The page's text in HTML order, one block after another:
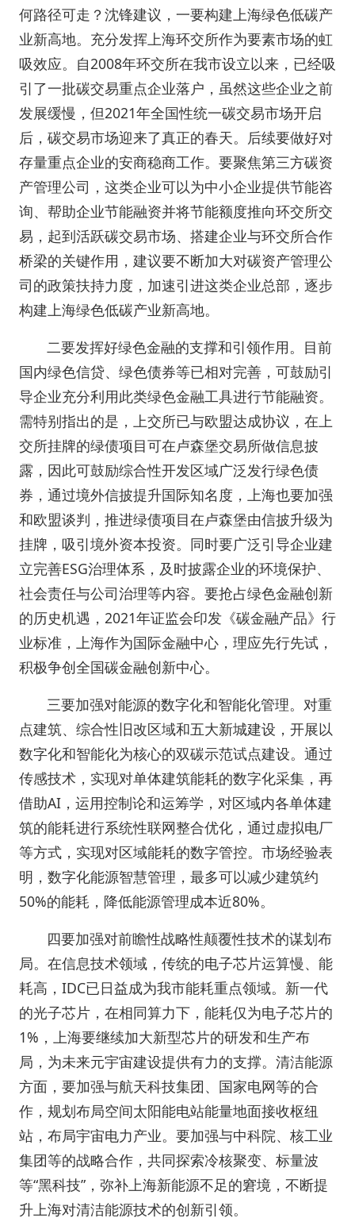
何路径可走？沈锋建议，一要构建上海绿色低碳产
业新高地。充分发挥上海环交所作为要素市场的虹
吸效应。自2008年环交所在我市设立以来，已经吸
引了一批碳交易重点企业落户，虽然这些企业之前
发展缓慢，但2021年全国性统一碳交易市场开启
后，碳交易市场迎来了真正的春天。后续要做好对
存量重点企业的安商稳商工作。要聚焦第三方碳资
产管理公司，这类企业可以为中小企业提供节能咨
询、帮助企业节能融资并将节能额度推向环交所交
易，起到活跃碳交易市场、搭建企业与环交所合作
桥梁的关键作用，建议要不断加大对碳资产管理公
司的政策扶持力度，加速引进这类企业总部，逐步
构建上海绿色低碳产业新高地。
二要发挥好绿色金融的支撑和引领作用。目前
国内绿色信贷、绿色债券等已相对完善，可鼓励引
导企业充分利用此类绿色金融工具进行节能融资。
需特别指出的是，上交所已与欧盟达成协议，在上
交所挂牌的绿债项目可在卢森堡交易所做信息披
露，因此可鼓励综合性开发区域广泛发行绿色债
券，通过境外信披提升国际知名度，上海也要加强
和欧盟谈判，推进绿债项目在卢森堡由信披升级为
挂牌，吸引境外资本投资。同时要广泛引导企业建
立完善ESG治理体系，及时披露企业的环境保护、
社会责任与公司治理等内容。要抢占绿色金融创新
的历史机遇，2021年证监会印发《碳金融产品》行
业标准，上海作为国际金融中心，理应先行先试，
积极争创全国碳金融创新中心。
三要加强对能源的数字化和智能化管理。对重
点建筑、综合性旧改区域和五大新城建设，开展以
数字化和智能化为核心的双碳示范试点建设。通过
传感技术，实现对单体建筑能耗的数字化采集，再
借助AI，运用控制论和运筹学，对区域内各单体建
筑的能耗进行系统性联网整合优化，通过虚拟电厂
等方式，实现对区域能耗的数字管控。市场经验表
明，数字化能源智慧管理，最多可以减少建筑约
50%的能耗，降低能源管理成本近80%。
四要加强对前瞻性战略性颠覆性技术的谋划布
局。在信息技术领域，传统的电子芯片运算慢、能
耗高，IDC已日益成为我市能耗重点领域。新一代
的光子芯片，在相同算力下，能耗仅为电子芯片的
1%，上海要继续加大新型芯片的研发和生产布
局，为未来元宇宙建设提供有力的支撑。清洁能源
方面，要加强与航天科技集团、国家电网等的合
作，规划布局空间太阳能电站能量地面接收枢纽
站，布局宇宙电力产业。要加强与中科院、核工业
集团等的战略合作，共同探索冷核聚变、标量波
等“黑科技”，弥补上海新能源不足的窘境，不断提
升上海对清洁能源技术的创新引领。